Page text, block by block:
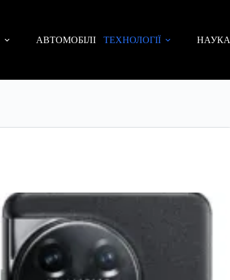
АВТОМОБІЛІ ТЕХНОЛОГІЇ НАУКА